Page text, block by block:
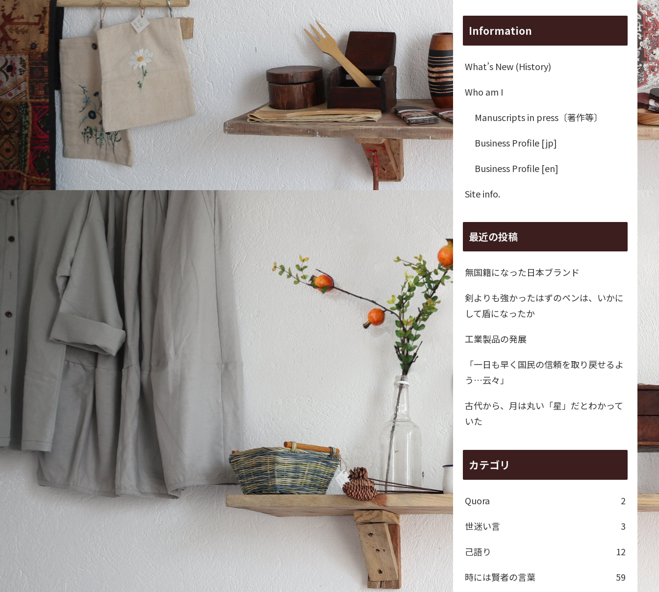
Information
What’s New (History)
Who am I
Manuscripts in press〔著作等〕
Business Profile [jp]
Business Profile [en]
Site info.
最近の投稿
無国籍になった日本ブランド
剣よりも強かったはずのペンは、いかに
して盾になったか
工業製品の発展
「一日も早く国民の信頼を取り戻せるよ
う…云々」
古代から、月は丸い「星」だとわかって
いた
カテゴリ
Quora
2
世迷い言
3
己語り
12
時には賢者の言葉
59